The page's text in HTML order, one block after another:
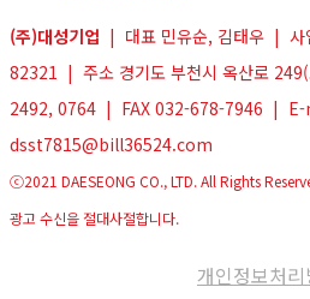
(주)대성기업 | 대표 민유순, 김태우 | 사
82321 | 주소 경기도 부천시 옥산로
2492, 0764 | FAX 032-678-7946 |
dsst7815@bill36524.com
ⓒ2021 DAESEONG CO., LTD. All Rights
광고 수신을 절대사절합니다.
개인정보처리